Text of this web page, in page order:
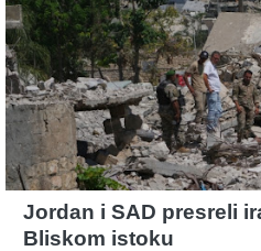
Jordan i SAD presreli
Bliskom istoku